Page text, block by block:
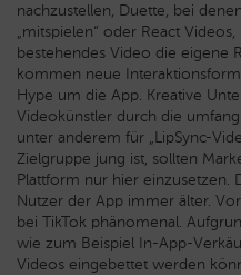
nachzustellen, Duette, bei
„mitspielen“ oder React
bestehendes Video die eigene
kommen neue
Hype um die App. Kreative
Videokünstler durch die
unter anderem für „LipSync-
Zielgruppe jung ist, sollten
Plattform nur hier einzusetzen.
Nutzer der App immer älter.
bei TikTok phänomenal.
wie zum Beispiel In-App-
Videos eingebettet werden